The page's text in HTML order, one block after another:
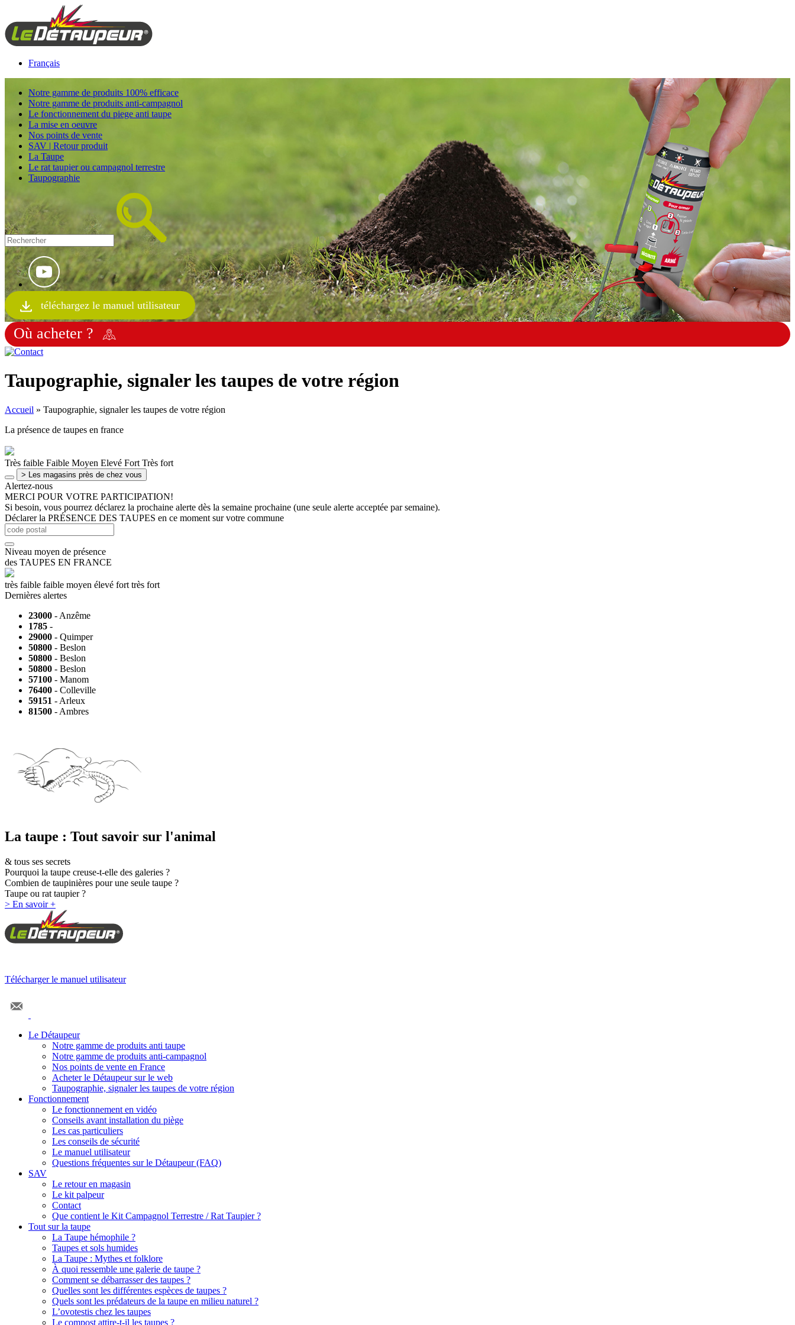
Français
Notre gamme de produits 100% efficace
Notre gamme de produits anti-campagnol
Le fonctionnement du piege anti taupe
La mise en oeuvre
Nos points de vente
SAV | Retour produit
La Taupe
Le rat taupier ou campagnol terrestre
Taupographie
téléchargez le manuel utilisateur
Où acheter ?
Taupographie, signaler les taupes de votre région
Accueil » Taupographie, signaler les taupes de votre région
La présence de taupes en france
Très faible Faible Moyen Elevé Fort Très fort
> Les magasins près de chez vous
Alertez-nous
MERCI POUR VOTRE PARTICIPATION!
Si besoin, vous pourrez déclarez la prochaine alerte dès la semaine prochaine (une seule alerte acceptée par semaine).
Déclarer la PRÉSENCE DES TAUPES en ce moment sur votre commune
Niveau moyen de présence
des TAUPES EN FRANCE
très faible faible moyen élevé fort très fort
Dernières alertes
23000 - Anzême
1785 -
29000 - Quimper
50800 - Beslon
50800 - Beslon
50800 - Beslon
57100 - Manom
76400 - Colleville
59151 - Arleux
81500 - Ambres
La taupe : Tout savoir sur l'animal
& tous ses secrets
Pourquoi la taupe creuse-t-elle des galeries ?
Combien de taupinières pour une seule taupe ?
Taupe ou rat taupier ?
> En savoir +
Télécharger le manuel utilisateur
Le Détaupeur
Notre gamme de produits anti taupe
Notre gamme de produits anti-campagnol
Nos points de vente en France
Acheter le Détaupeur sur le web
Taupographie, signaler les taupes de votre région
Fonctionnement
Le fonctionnement en vidéo
Conseils avant installation du piège
Les cas particuliers
Les conseils de sécurité
Le manuel utilisateur
Questions fréquentes sur le Détaupeur (FAQ)
SAV
Le retour en magasin
Le kit palpeur
Contact
Que contient le Kit Campagnol Terrestre / Rat Taupier ?
Tout sur la taupe
La Taupe hémophile ?
Taupes et sols humides
La Taupe : Mythes et folklore
À quoi ressemble une galerie de taupe ?
Comment se débarrasser des taupes ?
Quelles sont les différentes espèces de taupes ?
Quels sont les prédateurs de la taupe en milieu naturel ?
L’ovotestis chez les taupes
Le compost attire-t-il les taupes ?